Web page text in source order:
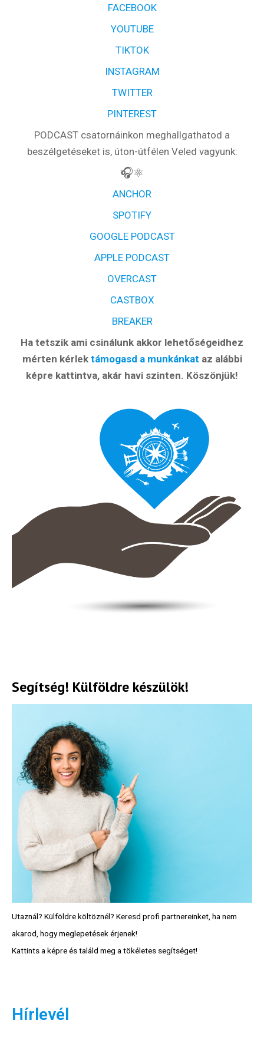
FACEBOOK
YOUTUBE
TIKTOK
INSTAGRAM
TWITTER
PINTEREST
PODCAST csatornáinkon meghallgathatod a
beszélgetéseket is, úton-útfélen Veled vagyunk:
🎧⚛️
ANCHOR
SPOTIFY
GOOGLE PODCAST
APPLE PODCAST
OVERCAST
CASTBOX
BREAKER
Ha tetszik ami csinálunk akkor lehetőségeidhez
mérten kérlek támogasd a munkánkat az alábbi
képre kattintva, akár havi szinten. Köszönjük!
Segítség! Külföldre készülök!
Utaznál? Külföldre költöznél? Keresd profi partnereinket, ha nem
akarod, hogy meglepetések érjenek!
Kattints a képre és találd meg a tökéletes segítséget!
Hírlevél